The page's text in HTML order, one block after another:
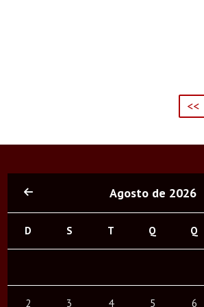
<<
Agosto de 2026
D S T Q Q
2 3 4 5 6